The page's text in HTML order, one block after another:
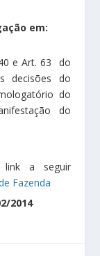
em:
e Art. 63 do
decisões do
do
do
a seguir
Fazenda
2014